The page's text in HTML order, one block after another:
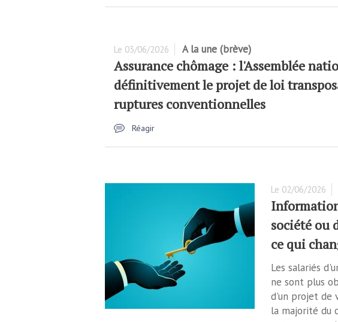
Le 03/06/2026 A la une (brève)
Assurance chômage : l'Assemblée
définitivement le projet de loi
ruptures conventionnelles
Réagir
Le 02/06/2026
société ou
ce qui
Les salariés
ne sont plus
d'un projet de
la majorité du